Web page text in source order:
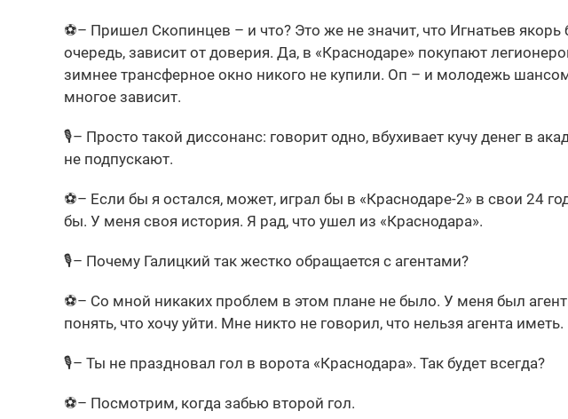
⚽️– Пришел Скопинцев – и что? Это же не значит, что Игнатьев якорь
очередь, зависит от доверия. Да, в «Краснодаре» покупают
зимнее трансферное окно никого не купили. Оп – и молодежь
многое зависит.
🎙– Просто такой диссонанс: говорит одно, вбухивает кучу денег в
не подпускают.
⚽️– Если бы я остался, может, играл бы в «Краснодаре-2» в свои 24
бы. У меня своя история. Я рад, что ушел из «Краснодара».
🎙– Почему Галицкий так жестко обращается с агентами?
⚽️– Со мной никаких проблем в этом плане не было. У меня был
понять, что хочу уйти. Мне никто не говорил, что нельзя агента иметь.
🎙– Ты не праздновал гол в ворота «Краснодара». Так будет всегда?
⚽️– Посмотрим, когда забью второй гол.